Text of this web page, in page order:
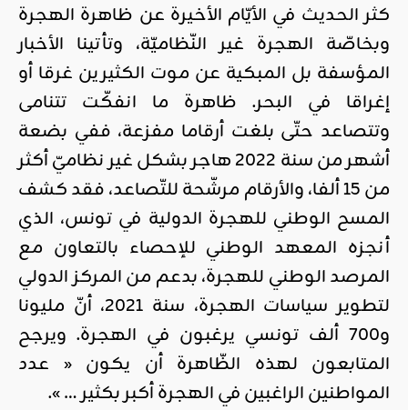
كثر الحديث في الأيّام الأخيرة عن ظاهرة الهجرة
وبخاصّة الهجرة غير النّظاميّة، وتأتينا الأخبار
المؤسفة بل المبكية عن موت الكثيرين غرقا أو
إغراقا في البحر. ظاهرة ما انفكّت تتنامى
وتتصاعد حتّى بلغت أرقاما مفزعة، ففي بضعة
أشهر من سنة 2022 هاجر بشكل غير نظاميّ أكثر
من 15 ألفا، والأرقام مرشّحة للتّصاعد، فقد كشف
المسح الوطني للهجرة الدولية في تونس، الذي
أنجزه المعهد الوطني للإحصاء بالتعاون مع
المرصد الوطني للهجرة، بدعم من المركز الدولي
لتطوير سياسات الهجرة، سنة 2021، أنّ مليونا
و700 ألف تونسي يرغبون في الهجرة. ويرجح
المتابعون لهذه الظّاهرة أن يكون « عدد
المواطنين الراغبين في الهجرة أكبر بكثير … ».